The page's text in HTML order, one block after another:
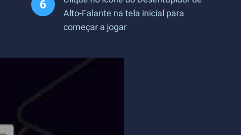
Alto-Falante na tela inicial para
começar a jogar